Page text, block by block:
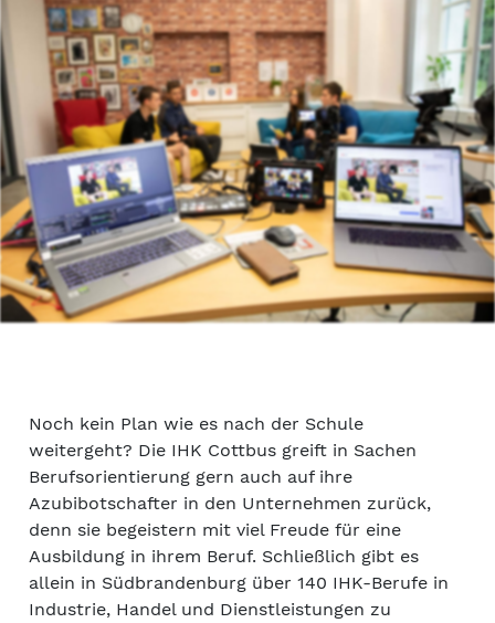
Noch kein Plan wie es nach der Schule
weitergeht? Die IHK Cottbus greift in Sachen
Berufsorientierung gern auch auf ihre
Azubibotschafter in den Unternehmen zurück,
denn sie begeistern mit viel Freude für eine
Ausbildung in ihrem Beruf. Schließlich gibt es
allein in Südbrandenburg über 140 IHK-Berufe in
Industrie, Handel und Dienstleistungen zu